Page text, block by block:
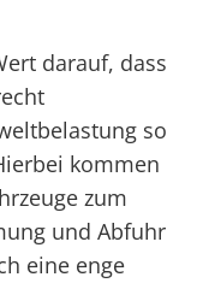
darauf, dass
so
kommen
zum
und Abfuhr
eine enge